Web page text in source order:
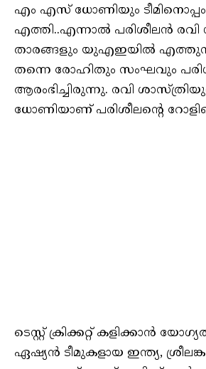
എം എസ് ധോണിയും
എത്തി..എന്നാല്‍ പരിശീലന്‍ രവി
താരങ്ങളും യുഎഇയില്‍
തന്നെ രോഹിതും സംഘവും
ആരംഭിച്ചിരുന്നു. രവി
ധോണിയാണ് പരിശീലന്‍റെ
ടെസ്റ്റ് ക്രിക്കറ്റ് കളിക്കാൻ
ഏഷ്യൻ ടീമുകളായ ഇന്ത്യ,